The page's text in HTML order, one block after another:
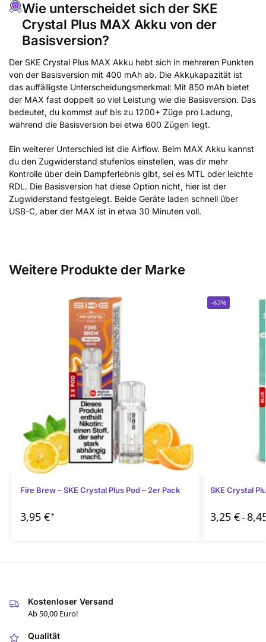
Wie unterscheidet sich der SKE
Crystal Plus MAX Akku von der
Basisversion?
Der SKE Crystal Plus MAX Akku hebt sich in mehreren Punkten
von der Basisversion mit 400 mAh ab. Die Akkukapazität ist
das auffälligste Unterscheidungsmerkmal: Mit 850 mAh bietet
der MAX fast doppelt so viel Leistung wie die Basisversion. Das
bedeutet, du kommst auf bis zu 1200+ Züge pro Ladung,
während die Basisversion bei etwa 600 Zügen liegt.
Ein weiterer Unterschied ist die Airflow. Beim MAX Akku kannst
du den Zugwiderstand stufenlos einstellen, was dir mehr
Kontrolle über dein Dampferlebnis gibt, sei es MTL oder leichte
RDL. Die Basisversion hat diese Option nicht, hier ist der
Zugwiderstand festgelegt. Beide Geräte laden schnell über
USB-C, aber der MAX ist in etwa 30 Minuten voll.
Weitere Produkte der Marke
Fire Brew – SKE Crystal Plus Pod – 2er Pack
3,95 €*
-62%
SKE Crystal
3,25 €–
Kostenloser Versand
Ab 50,00 Euro!
Qualität